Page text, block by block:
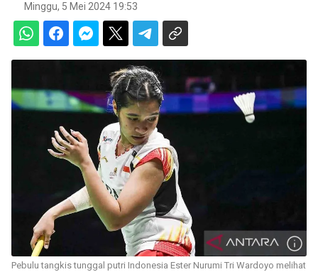
Minggu, 5 Mei 2024 19:53
Pebulu tangkis tunggal putri Indonesia Ester Nurumi Tri Wardoyo melihat